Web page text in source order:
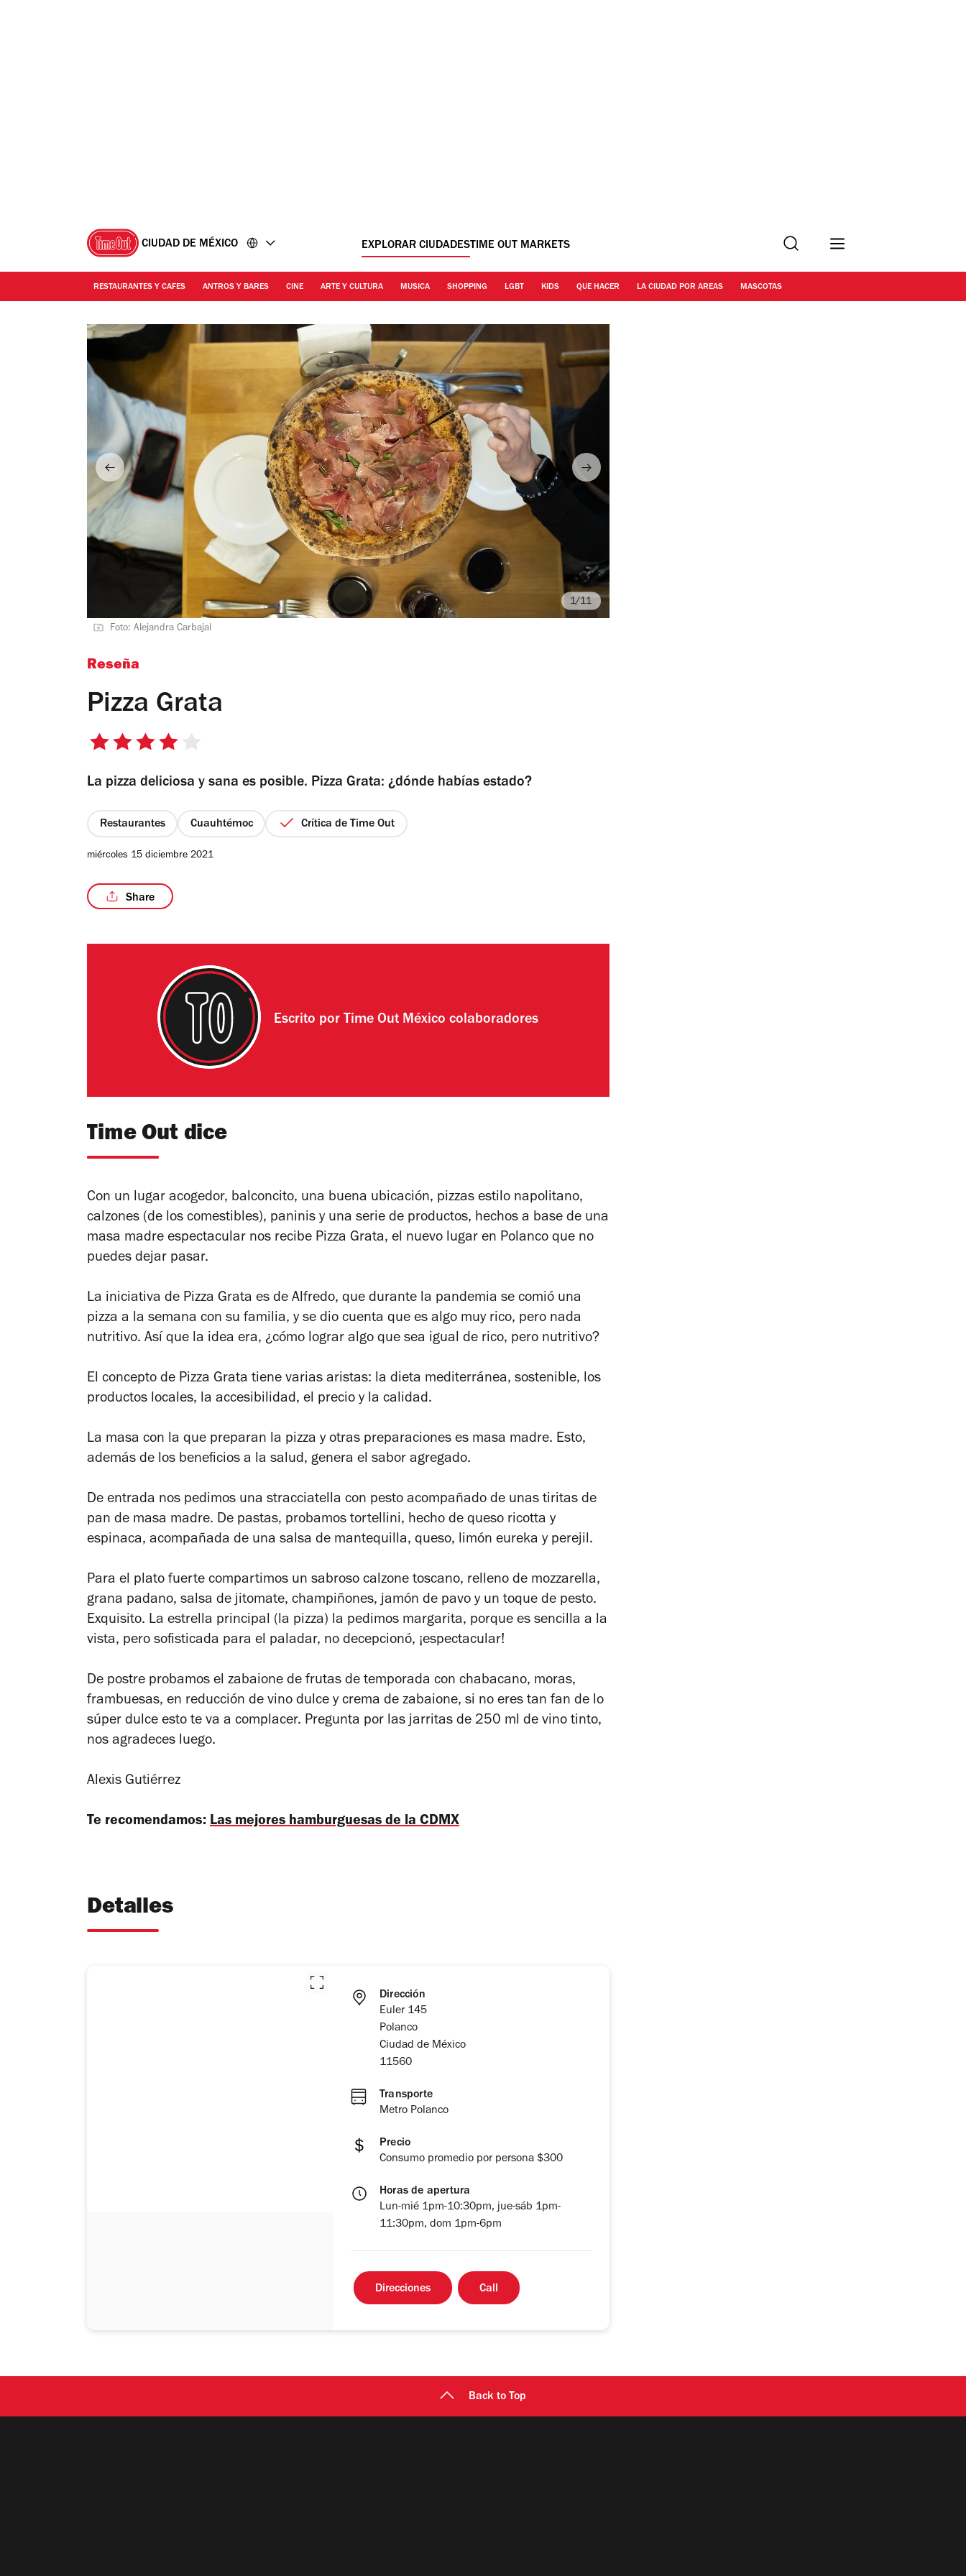
CIUDAD DE MÉXICO EXPLORAR CIUDADESTIME OUT MARKETS Buscar
RESTAURANTES Y CAFES ANTROS Y BARES CINE ARTE Y CULTURA MUSICA SHOPPING LGBT KIDS QUE HACER LA CIUDAD POR AREAS MASCOTAS
Foto: Alejandra Carbajal
/11
Reseña
Pizza Grata
4
5
La pizza deliciosa y sana es posible. Pizza Grata: ¿dónde habías estado?
Restaurantes Cuauhtémoc Crítica de Time Out
miércoles 15 diciembre 2021
Share
Escrito por Time Out México colaboradores
Time Out dice
Con un lugar acogedor, balconcito, una buena ubicación, pizzas estilo napolitano,
calzones (de los comestibles), paninis y una serie de productos, hechos a base de una
masa madre espectacular nos recibe Pizza Grata, el nuevo lugar en Polanco que no
puedes dejar pasar.
La iniciativa de Pizza Grata es de Alfredo, que durante la pandemia se comió una
pizza a la semana con su familia, y se dio cuenta que es algo muy rico, pero nada
nutritivo. Así que la idea era, ¿cómo lograr algo que sea igual de rico, pero nutritivo?
El concepto de Pizza Grata tiene varias aristas: la dieta mediterránea, sostenible, los
productos locales, la accesibilidad, el precio y la calidad.
La masa con la que preparan la pizza y otras preparaciones es masa madre. Esto,
además de los beneficios a la salud, genera el sabor agregado.
De entrada nos pedimos una stracciatella con pesto acompañado de unas tiritas de
pan de masa madre. De pastas, probamos tortellini, hecho de queso ricotta y
espinaca, acompañada de una salsa de mantequilla, queso, limón eureka y perejil.
Para el plato fuerte compartimos un sabroso calzone toscano, relleno de mozzarella,
grana padano, salsa de jitomate, champiñones, jamón de pavo y un toque de pesto.
Exquisito. La estrella principal (la pizza) la pedimos margarita, porque es sencilla a la
vista, pero sofisticada para el paladar, no decepcionó, ¡espectacular!
De postre probamos el zabaione de frutas de temporada con chabacano, moras,
frambuesas, en reducción de vino dulce y crema de zabaione, si no eres tan fan de lo
súper dulce esto te va a complacer. Pregunta por las jarritas de 250 ml de vino tinto,
nos agradeces luego.
Alexis Gutiérrez
Te recomendamos: Las mejores hamburguesas de la CDMX
Detalles
Dirección
Euler 145
Polanco
Ciudad de México
11560
Transporte
Metro Polanco
Precio
Consumo promedio por persona $300
Horas de apertura
Lun-mié 1pm-10:30pm, jue-sáb 1pm-
11:30pm, dom 1pm-6pm
Direcciones Call
Back to Top